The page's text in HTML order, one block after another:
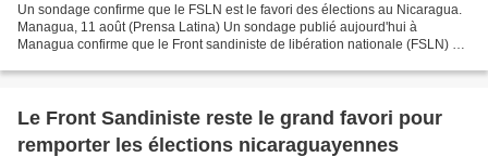
Un sondage confirme que le FSLN est le favori des élections au Nicaragua.
Managua, 11 août (Prensa Latina) Un sondage publié aujourd'hui à
Managua confirme que le Front sandiniste de libération nationale (FSLN) au
Le Front Sandiniste reste le grand favori pour
remporter les élections nicaraguayennes